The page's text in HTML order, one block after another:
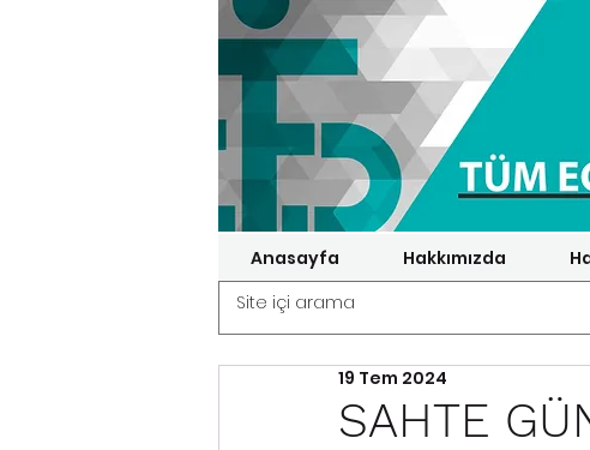
Anasayfa Hakkımızda
SAHTE
19 Tem 2024